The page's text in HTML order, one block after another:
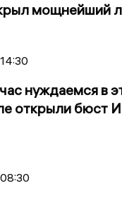
мощнейший
нуждаемся в
открыли бюст